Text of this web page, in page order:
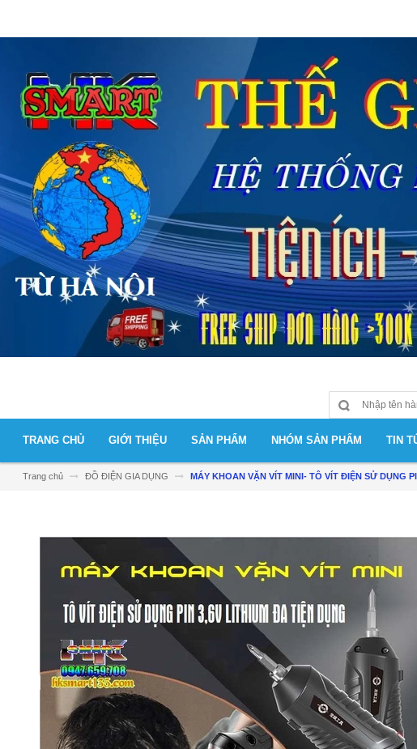
TRANG CHỦ GIỚI THIỆU SẢN PHẨM NHÓM SẢN PHẨM TIN
Trang chủ ĐỒ ĐIỆN GIA DỤNG MÁY KHOAN VẶN VÍT MINI- TÔ VÍT ĐIỆN SỬ DỤNG